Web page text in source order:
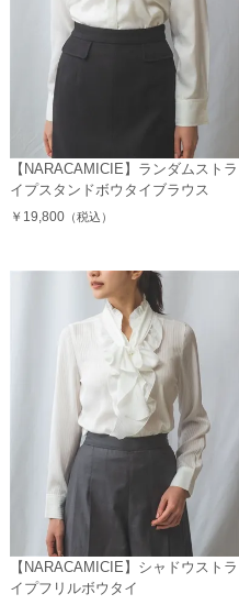
【NARACAMICIE】ランダムストラ
イプスタンドボウタイブラウス
￥19,800（税込）
【NARACAMICIE】シャドウストラ
イプフリルボウタイ